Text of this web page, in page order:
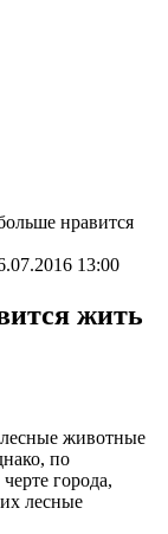
нравится
13:00
жить
животные
по
города,
лесные